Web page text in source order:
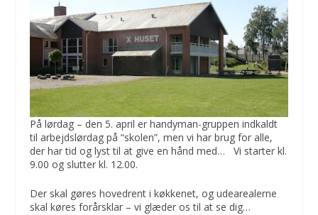
På lørdag – den 5. april er handyman-gruppen indkaldt
til arbejdslørdag på “skolen”, men vi har brug for alle,
der har tid og lyst til at give en hånd med… Vi starter kl.
9.00 og slutter kl. 12.00.
Der skal gøres hovedrent i køkkenet, og udearealerne
skal køres forårsklar – vi glæder os til at se dig…